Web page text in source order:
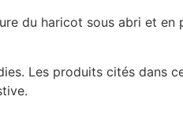
du haricot sous abri et en
Les produits cités dans